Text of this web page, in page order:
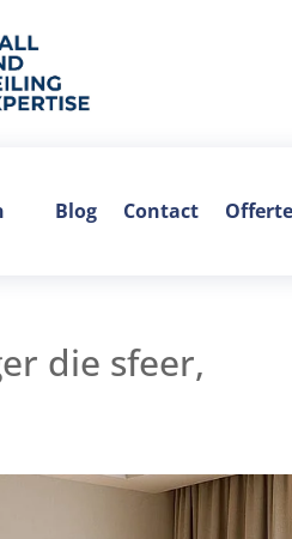
Blog Contact
die sfeer,